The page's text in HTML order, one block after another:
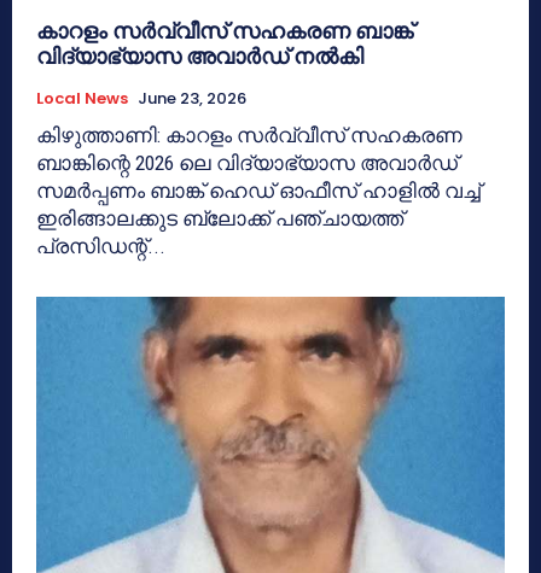
കാറളം സർവ്വീസ് സഹകരണ ബാങ്ക്
വിദ്യാഭ്യാസ അവാർഡ് നൽകി
Local News June 23, 2026
കിഴുത്താണി: കാറളം സർവ്വീസ് സഹകരണ
ബാങ്കിന്റെ 2026 ലെ വിദ്യാഭ്യാസ അവാർഡ്
സമർപ്പണം ബാങ്ക് ഹെഡ് ഓഫീസ് ഹാളിൽ വച്ച്
ഇരിങ്ങാലക്കുട ബ്ലോക്ക് പഞ്ചായത്ത്
പ്രസിഡന്റ്...